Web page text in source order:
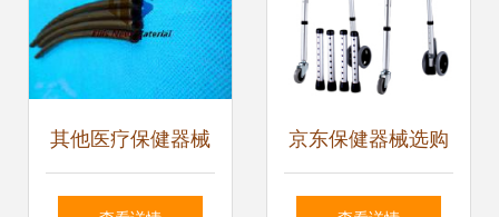
其他医疗保健器械
价格 其他医疗保健
京东保健器械选购
指南 助行器、轮椅